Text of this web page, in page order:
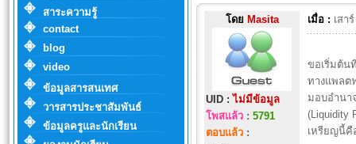
สาระความรู้
contact
blog
video
ข้อมูลสารสนเทศ
วารสารประชาสัมพันธ์
ข้อมูลครูและนักเรียน
โดย Masita
UID :ไม่มีข้อมูล
โพสแล้ว: 5791
ตอบแล้ว:
เมื่อ : เสา
ขอเริ่มต้น
ทางแพลต
มอบอำนา
(Liquidity
เหรียญนี้คื